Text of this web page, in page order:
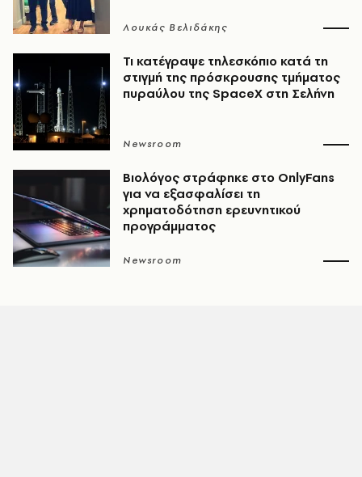
Λουκάς Βελιδάκης
Τι κατέγραψε τηλεσκόπιο κατά τη
στιγμή της πρόσκρουσης τμήματος
πυραύλου της SpaceX στη Σελήνη
Newsroom
Βιολόγος στράφηκε στο OnlyFans
για να εξασφαλίσει τη
χρηματοδότηση ερευνητικού
προγράμματος
Newsroom